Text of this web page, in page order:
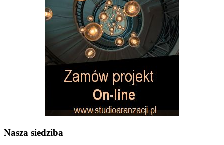
Nasza siedziba